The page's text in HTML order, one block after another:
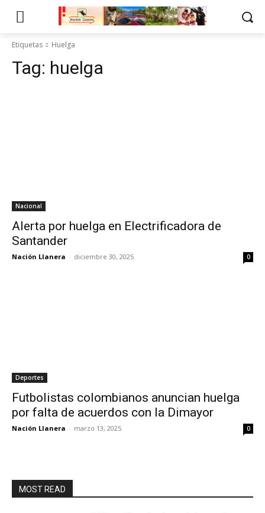
Etiquetas Huelga
Tag: huelga
Nacional
Alerta por huelga en Electrificadora de
Santander
Nación Llanera - diciembre 30, 2025 0
Deportes
Futbolistas colombianos anuncian huelga
por falta de acuerdos con la Dimayor
Nación Llanera - marzo 13, 2025 0
MOST READ